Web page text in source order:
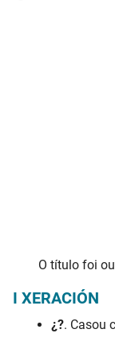
O título foi
I XERACIÓN
¿?. Casou